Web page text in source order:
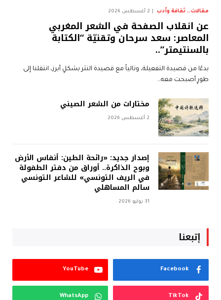
مقالات.. ثقافة وأدب 2 أغسطس 2026
عن انقلاب الصفحة في الشعر المغربي
المعاصر: سعد سرحان وتقنيّة “الكتابة
بالسنتيمتر”..
بدءًا من قصيدة التفعيلة، وتالياً مع قصيدة النثر بشكلٍ أبرز، انتقلنا إلى
طورٍ أصبحت معه…
مختارات من الشعر الصيني
2 أغسطس 2026
إصدار جديد: «رائحة الطين: أنفاس الأرض
وبوح الذاكرة.. أوراق من دفتر الطفولة
في الريف التونسي» للشاعر التونسي
سالم المساهلي
31 يوليو 2026
إتبعنا
Facebook
YouTube
TikTok
WhatsApp